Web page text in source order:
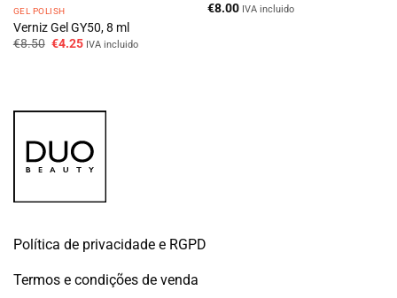
GEL POLISH
Verniz Gel GY50, 8 ml
€8.50 O
€4.25OIVA incluido
€8.00 IVA incluido
Política de privacidade e RGPD
Termos e condições de venda